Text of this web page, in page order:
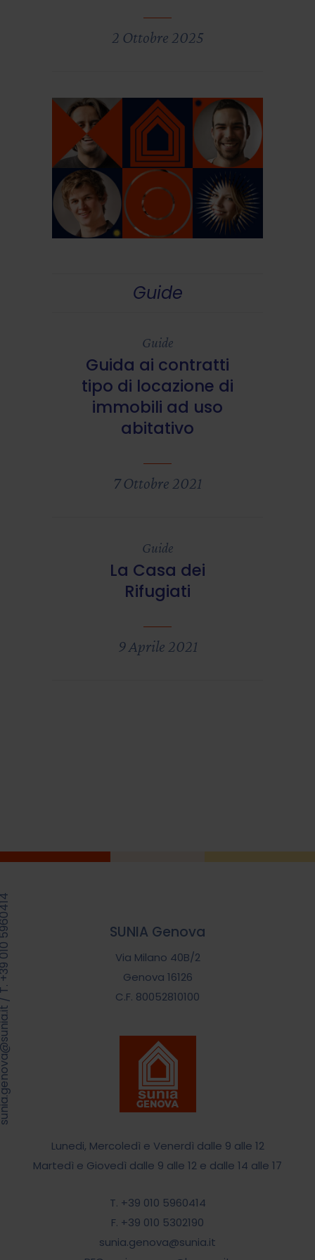
2 Ottobre 2025
Guide
Guide
Guida ai contratti
tipo di locazione di
immobili ad uso
abitativo
7 Ottobre 2021
Guide
La Casa dei
Rifugiati
9 Aprile 2021
SUNIA Genova
Via Milano 40B/2
Genova 16126
C.F. 80052810100
Lunedi, Mercoledì e Venerdì dalle 9 alle 12
Martedì e Giovedì dalle 9 alle 12 e dalle 14 alle 17
T. +39 010 5960414
F. +39 010 5302190
sunia.genova@sunia.it